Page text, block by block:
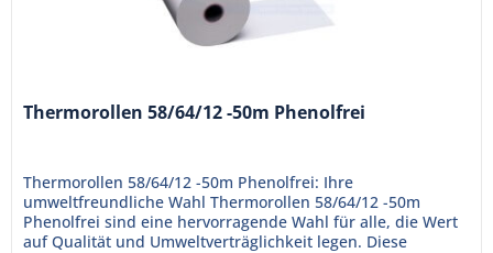
Thermorollen 58/64/12 -50m Phenolfrei
Thermorollen 58/64/12 -50m Phenolfrei: Ihre
umweltfreundliche Wahl Thermorollen 58/64/12 -50m
Phenolfrei sind eine hervorragende Wahl für alle, die Wert
auf Qualität und Umweltverträglichkeit legen. Diese